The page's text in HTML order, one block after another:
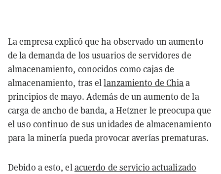
La empresa explicó que ha observado un aumento
de la demanda de los usuarios de servidores de
almacenamiento, conocidos como cajas de
almacenamiento, tras ellanzamiento de Chiaa
principios de mayo. Además de un aumento de la
carga de ancho de banda, a Hetzner le preocupa que
el uso continuo de sus unidades de almacenamiento
para la minería pueda provocar averías prematuras.
Debido a esto, elacuerdo de servicio actualizado